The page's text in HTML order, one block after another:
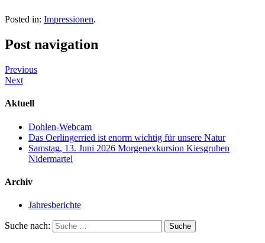
Posted in: Impressionen.
Post navigation
Previous
Next
Aktuell
Dohlen-Webcam
Das Oerlingerried ist enorm wichtig für unsere Natur
Samstag, 13. Juni 2026 Morgenexkursion Kiesgruben
Nidermartel
Archiv
Jahresberichte
Suche nach: